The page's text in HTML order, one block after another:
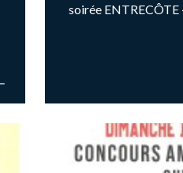
soirée